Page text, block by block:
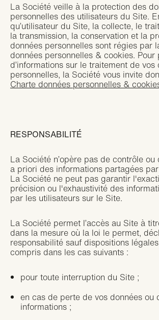
La Société veille à la protection des
personnelles des utilisateurs du Site.
qu’utilisateur du Site, la collecte, le
la transmission, la conservation et la
données personnelles sont régies par
données personnelles & cookies. Pour
d’informations sur le traitement de vos
personnelles, la Société vous invite
Charte données personnelles &
RESPONSABILITÉ
La Société n’opère pas de contrôle
a priori des informations partagées
La Société ne peut pas garantir
précision ou l'exhaustivité des
par les utilisateurs sur le Site.
La Société permet l’accès au Site à
dans la mesure où la loi le permet,
responsabilité sauf dispositions
compris dans les cas suivants :
pour toute interruption du Site ;
en cas de perte de vos données ou
informations ;